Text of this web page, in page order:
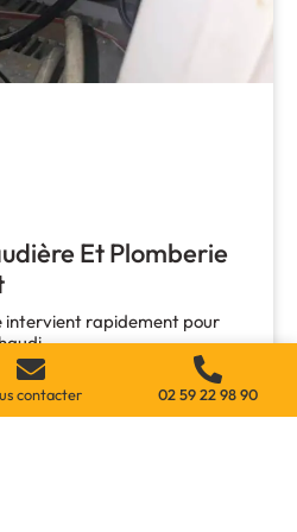
contacter 02 59 22 98 90
Et Plomberie
intervient rapidement pour